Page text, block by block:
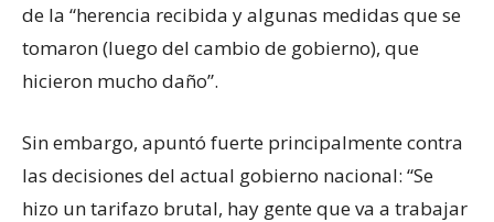
de la “herencia recibida y algunas medidas que se
tomaron (luego del cambio de gobierno), que
hicieron mucho daño”.
Sin embargo, apuntó fuerte principalmente contra
las decisiones del actual gobierno nacional: “Se
hizo un tarifazo brutal, hay gente que va a trabajar